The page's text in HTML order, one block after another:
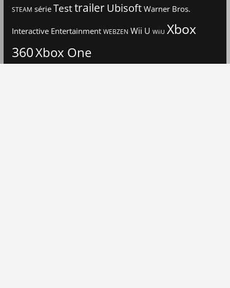
STEAM série TesttrailerUbisoftWarner Bros.
Interactive Entertainment WEBZEN Wii U WiiU Xbox
360Xbox One